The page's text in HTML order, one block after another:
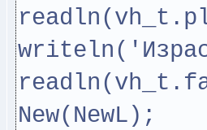
New(NewL);